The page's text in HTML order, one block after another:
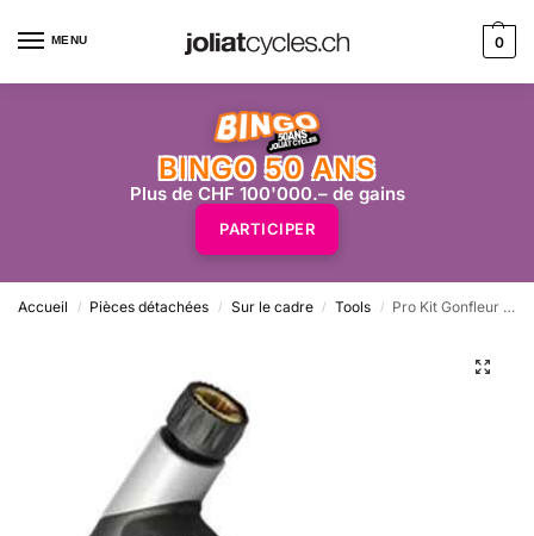
MENU 0
BINGO 50 ANS
Plus de CHF 100'000.– de gains
PARTICIPER
Accueil / Pièces détachées / Sur le cadre / Tools / Pro Kit Gonfleur et bombe Co2 16gr